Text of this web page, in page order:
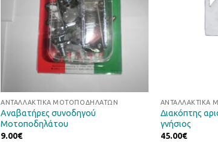
ΑΝΤΑΛΛΑΚΤΙΚΆ ΜΟΤΟΠΟΔΗΛΆΤΩΝ
Αναβατήρες συνοδηγού
Μοτοποδηλάτου
9.00€
ΑΝΤΑΛΛΑΚΤΙΚΆ
Διακόπτης
γνήσιος
45.00€